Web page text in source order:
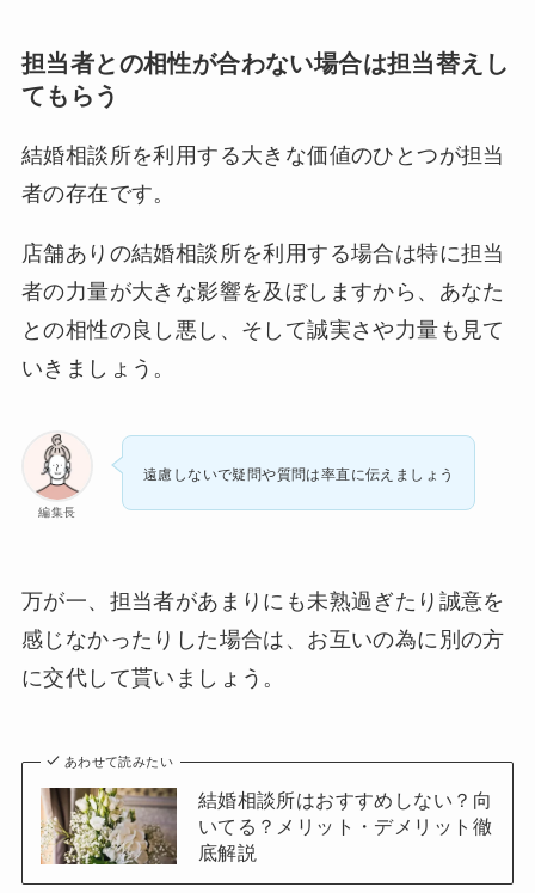
担当者との相性が合わない場合は担当替えし
てもらう
結婚相談所を利用する大きな価値のひとつが担当
者の存在です。
店舗ありの結婚相談所を利用する場合は特に担当
者の力量が大きな影響を及ぼしますから、あなた
との相性の良し悪し、そして誠実さや力量も見て
いきましょう。
編集長
遠慮しないで疑問や質問は率直に伝えましょう
万が一、担当者があまりにも未熟過ぎたり誠意を
感じなかったりした場合は、お互いの為に別の方
に交代して貰いましょう。
あわせて読みたい
結婚相談所はおすすめしない？向
いてる？メリット・デメリット徹
底解説